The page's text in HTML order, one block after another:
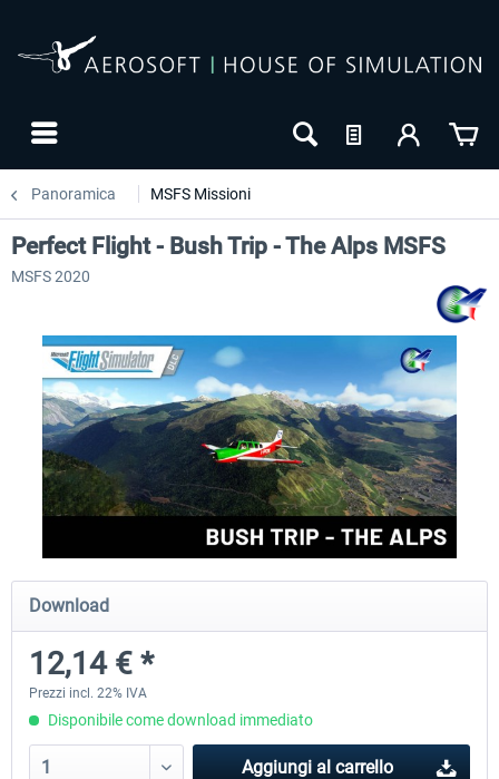
Panoramica MSFS Missioni
Perfect Flight - Flying Germany MSFS
15,25 € *
Perfect Flight - FS Explorer -
Perfect Flight - Bush Trip - The Alps MSFS
MSFS 2020
Download
12,14 € *
Prezzi incl. 22% IVA
Disponibile come download immediato
Aggiungi al carrello